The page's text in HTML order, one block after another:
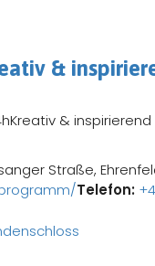
&
&
Straße,
Telefon: